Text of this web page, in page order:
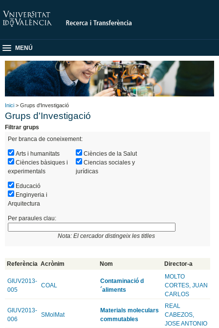
MENÚ
Inici > Grups d'Investigació
Grups d'Investigació
Filtrar grups
Per branca de coneixement:
Arts i humanitats
Ciències bàsiques i
experimentals
Ciències de la Salut
Ciencias sociales y
jurídicas
Educació
Enginyeria i
Arquitectura
Per paraules clau:
Nota: El cercador distingeix les titlles
Referència Acrònim Nom Director-a
GIUV2013-
005
COAL
Contaminació d
´aliments
MOLTO
CORTES, JUAN
CARLOS
GIUV2013-
006
SMolMat
Materials moleculars
commutables
REAL
CABEZOS,
JOSE ANTONIO